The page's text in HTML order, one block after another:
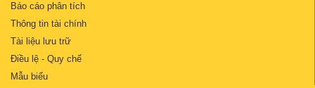
Báo cáo phân tích
Thông tin tài chính
Tài liệu lưu trữ
Điều lệ - Quy chế
Mẫu biểu